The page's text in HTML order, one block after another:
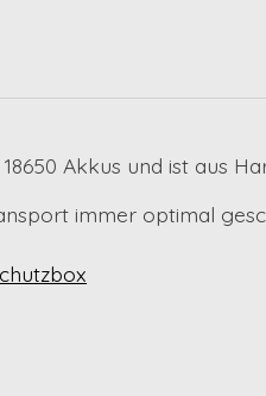
Akkus und ist aus
immer optimal